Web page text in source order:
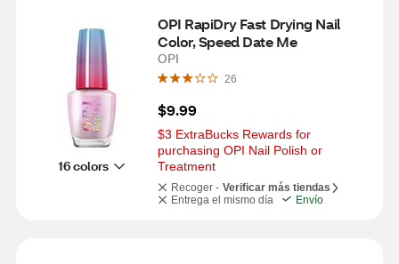
16 colors
OPI RapiDry Fast Drying Nail
Color, Speed Date Me
OPI
26
$9.99
$3 ExtraBucks Rewards for
purchasing OPI Nail Polish or
Treatment
Recoger - Verificar más tiendas
Entrega el mismo día
Envío